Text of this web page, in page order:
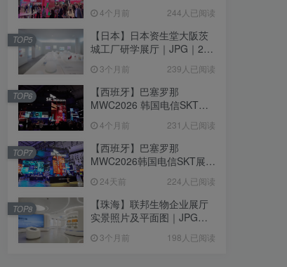
｜77.42M
4个月前 244人已阅读
【日本】日本资生堂大阪茨
城工厂研学展厅｜JPG｜26
3个月前 239人已阅读
TOP5
【西班牙】巴塞罗那
MWC2026 韩国电信SKT展
105.67M
4个月前 231人已阅读
TOP6
【西班牙】巴塞罗那
MWC2026韩国电信SKT展台
个｜16.51M
24天前 224人已阅读
TOP7
【珠海】联邦生物企业展厅
实景照片及平面图｜JPG｜
3个月前 198人已阅读
TOP8